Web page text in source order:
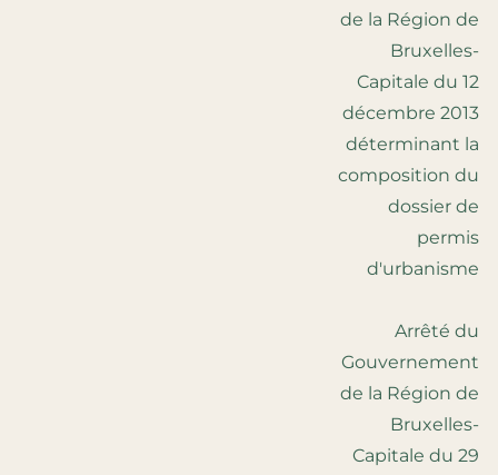
de la Région de
Bruxelles-
Capitale du 12
décembre 2013
déterminant la
composition du
dossier de
permis
d'urbanisme
Arrêté du
Gouvernement
de la Région de
Bruxelles-
Capitale du 29